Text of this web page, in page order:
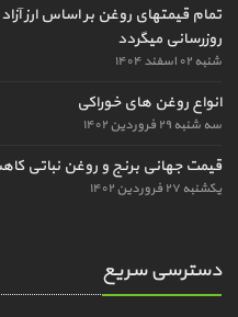
روزرسانی میگردد
شنبه ۰۲ اسفند ۱۴۰۴
انواع روغن های خوراکی
سه شنبه ۲۹ فروردین ۱۴۰۲
قیمت جهانی برنج و روغن نباتی
یکشنبه ۲۷ فروردین ۱۴۰۲
دسترسی سریع